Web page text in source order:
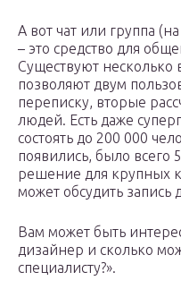
А вот чат или группа
– это средство для
Существуют несколько
позволяют двум
переписку, вторые
людей. Есть даже
состоять до 200 000
появились, было всего
решение для крупных
может обсудить запись
Вам может быть
дизайнер и сколько
специалисту?».